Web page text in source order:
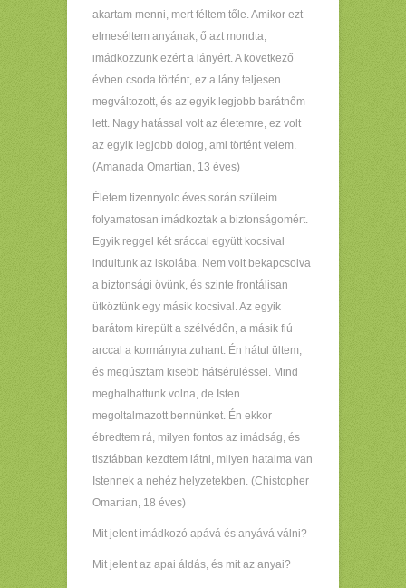
akartam menni, mert féltem tőle. Amikor ezt
elmeséltem anyának, ő azt mondta,
imádkozzunk ezért a lányért. A következő
évben csoda történt, ez a lány teljesen
megváltozott, és az egyik legjobb barátnőm
lett. Nagy hatással volt az életemre, ez volt
az egyik legjobb dolog, ami történt velem.
(Amanada Omartian, 13 éves)
Életem tizennyolc éves során szüleim
folyamatosan imádkoztak a biztonságomért.
Egyik reggel két sráccal együtt kocsival
indultunk az iskolába. Nem volt bekapcsolva
a biztonsági övünk, és szinte frontálisan
ütköztünk egy másik kocsival. Az egyik
barátom kirepült a szélvédőn, a másik fiú
arccal a kormányra zuhant. Én hátul ültem,
és megúsztam kisebb hátsérüléssel. Mind
meghalhattunk volna, de Isten
megoltalmazott bennünket. Én ekkor
ébredtem rá, milyen fontos az imádság, és
tisztábban kezdtem látni, milyen hatalma van
Istennek a nehéz helyzetekben. (Chistopher
Omartian, 18 éves)
Mit jelent imádkozó apává és anyává válni?
Mit jelent az apai áldás, és mit az anyai?